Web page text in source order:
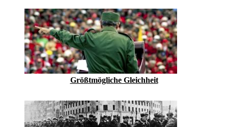
Größtmögliche Gleichheit